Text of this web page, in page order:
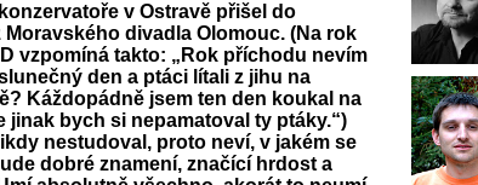
v Ostravě přišel do
Moravského divadla Olomouc. (Na rok
vzpomíná takto: „Rok příchodu nevím
den a ptáci lítali z jihu na
Káždopádně jsem ten den koukal na
jinak bych si nepamatoval ty ptáky.“)
nestudoval, proto neví, v jakém se
dobré znamení, značící hrdost a